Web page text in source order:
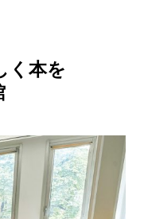
く本を